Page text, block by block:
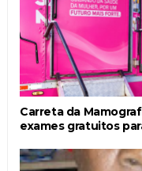
Carreta da
exames gratuitos